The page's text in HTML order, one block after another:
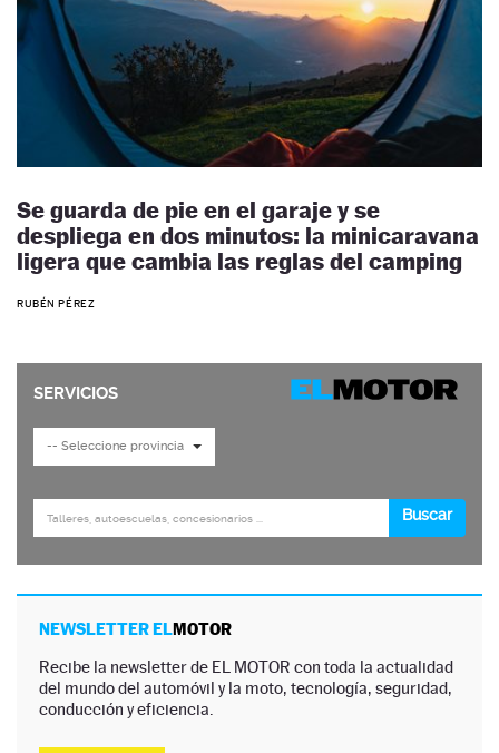
Se guarda de pie en el garaje y se
despliega en dos minutos: la minicaravana
ligera que cambia las reglas del camping
RUBÉN PÉREZ
NEWSLETTER ELMOTOR
Recibe la newsletter de EL MOTOR con toda la actualidad
del mundo del automóvil y la moto, tecnología, seguridad,
conducción y eficiencia.